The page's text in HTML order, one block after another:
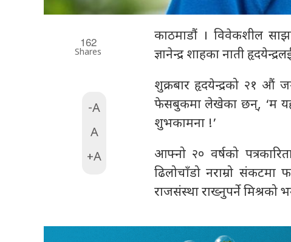
162
Shares
-A
A
+A
काठमाडौं । विवेकशील साझा
ज्ञानेन्द्र शाहका नाती
शुक्रबार हृदयेन्द्रको २१ औं
फेसबुकमा लेखेका छन्, ‘म
शुभकामना !’
आफ्नो २० वर्षको
ढिलोचाँडो नराम्रो
राजसंस्था राख्नुपर्ने मिश्रको